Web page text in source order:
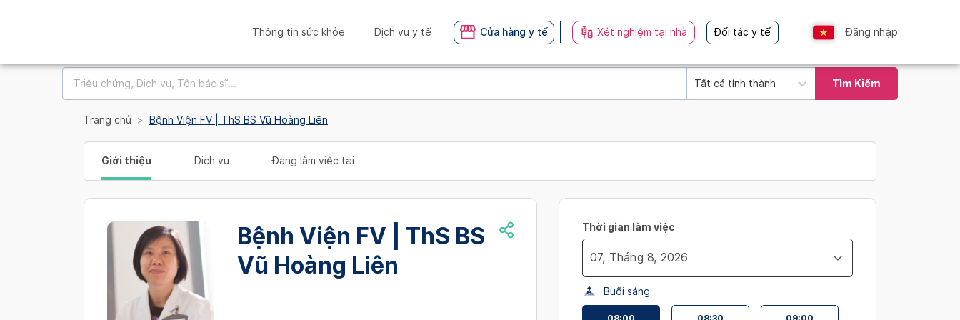
Thông tin sức khỏe Dịch vụ y tế Cửa hàng y tế Xét nghiệm tại nhà Đối tác y tế Đăng nhập
Tất cả tỉnh thành Tìm Kiếm
Trang chủ Bệnh Viện FV | ThS BS Vũ Hoàng Liên
Giới thiệu Dịch vụ Đang làm việc tại
Bệnh Viện FV | ThS BS
Vũ Hoàng Liên
Thời gian làm việc
Navigate
forward
Buổi sáng